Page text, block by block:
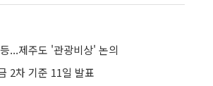
...제주도 '관광비상' 논의
2차 기준 11일 발표